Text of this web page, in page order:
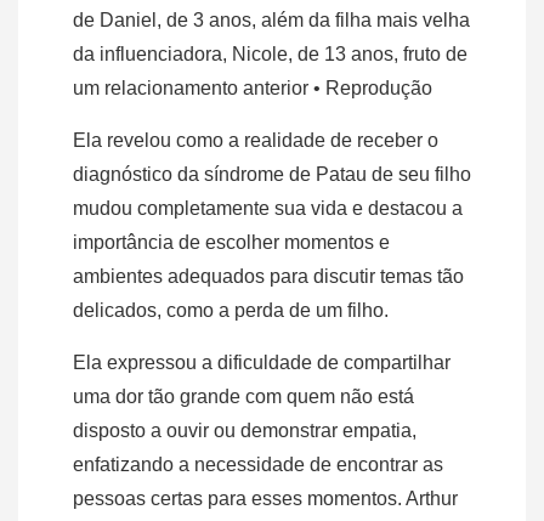
de Daniel, de 3 anos, além da filha mais velha
da influenciadora, Nicole, de 13 anos, fruto de
um relacionamento anterior • Reprodução
Ela revelou como a realidade de receber o
diagnóstico da síndrome de Patau de seu filho
mudou completamente sua vida e destacou a
importância de escolher momentos e
ambientes adequados para discutir temas tão
delicados, como a perda de um filho.
Ela expressou a dificuldade de compartilhar
uma dor tão grande com quem não está
disposto a ouvir ou demonstrar empatia,
enfatizando a necessidade de encontrar as
pessoas certas para esses momentos. Arthur